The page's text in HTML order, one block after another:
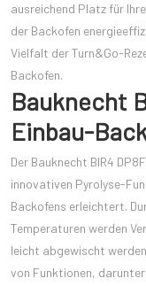
ausreichend Platz für
der Backofen
Vielfalt der Turn&Go-
Backofen.
Bauknecht
Einbau-
Der Bauknecht BIR4
innovativen Pyrolyse-
Backofens erleichtert.
Temperaturen werden
leicht abgewischt
von Funktionen,